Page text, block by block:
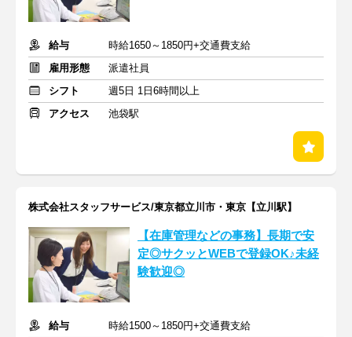
給与
時給1650～1850円+交通費支給
雇用形態
派遣社員
シフト
週5日 1日6時間以上
アクセス
池袋駅
株式会社スタッフサービス/東京都立川市・東京【立川駅】
【在庫管理などの事務】長期で安
定◎サクッとWEBで登録OK♪未経
験歓迎◎
給与
時給1500～1850円+交通費支給